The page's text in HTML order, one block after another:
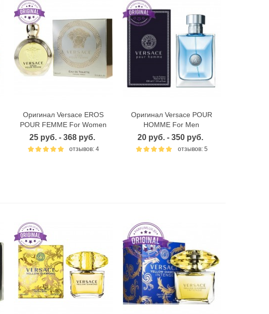
Быстрый просмотр
Оригинал Versace EROS
POUR FEMME For Women
25 руб. - 368 руб.
отзывов: 4
Быстрый просмотр
Оригинал Versace POUR
HOMME For Men
20 руб. - 350 руб.
отзывов: 5